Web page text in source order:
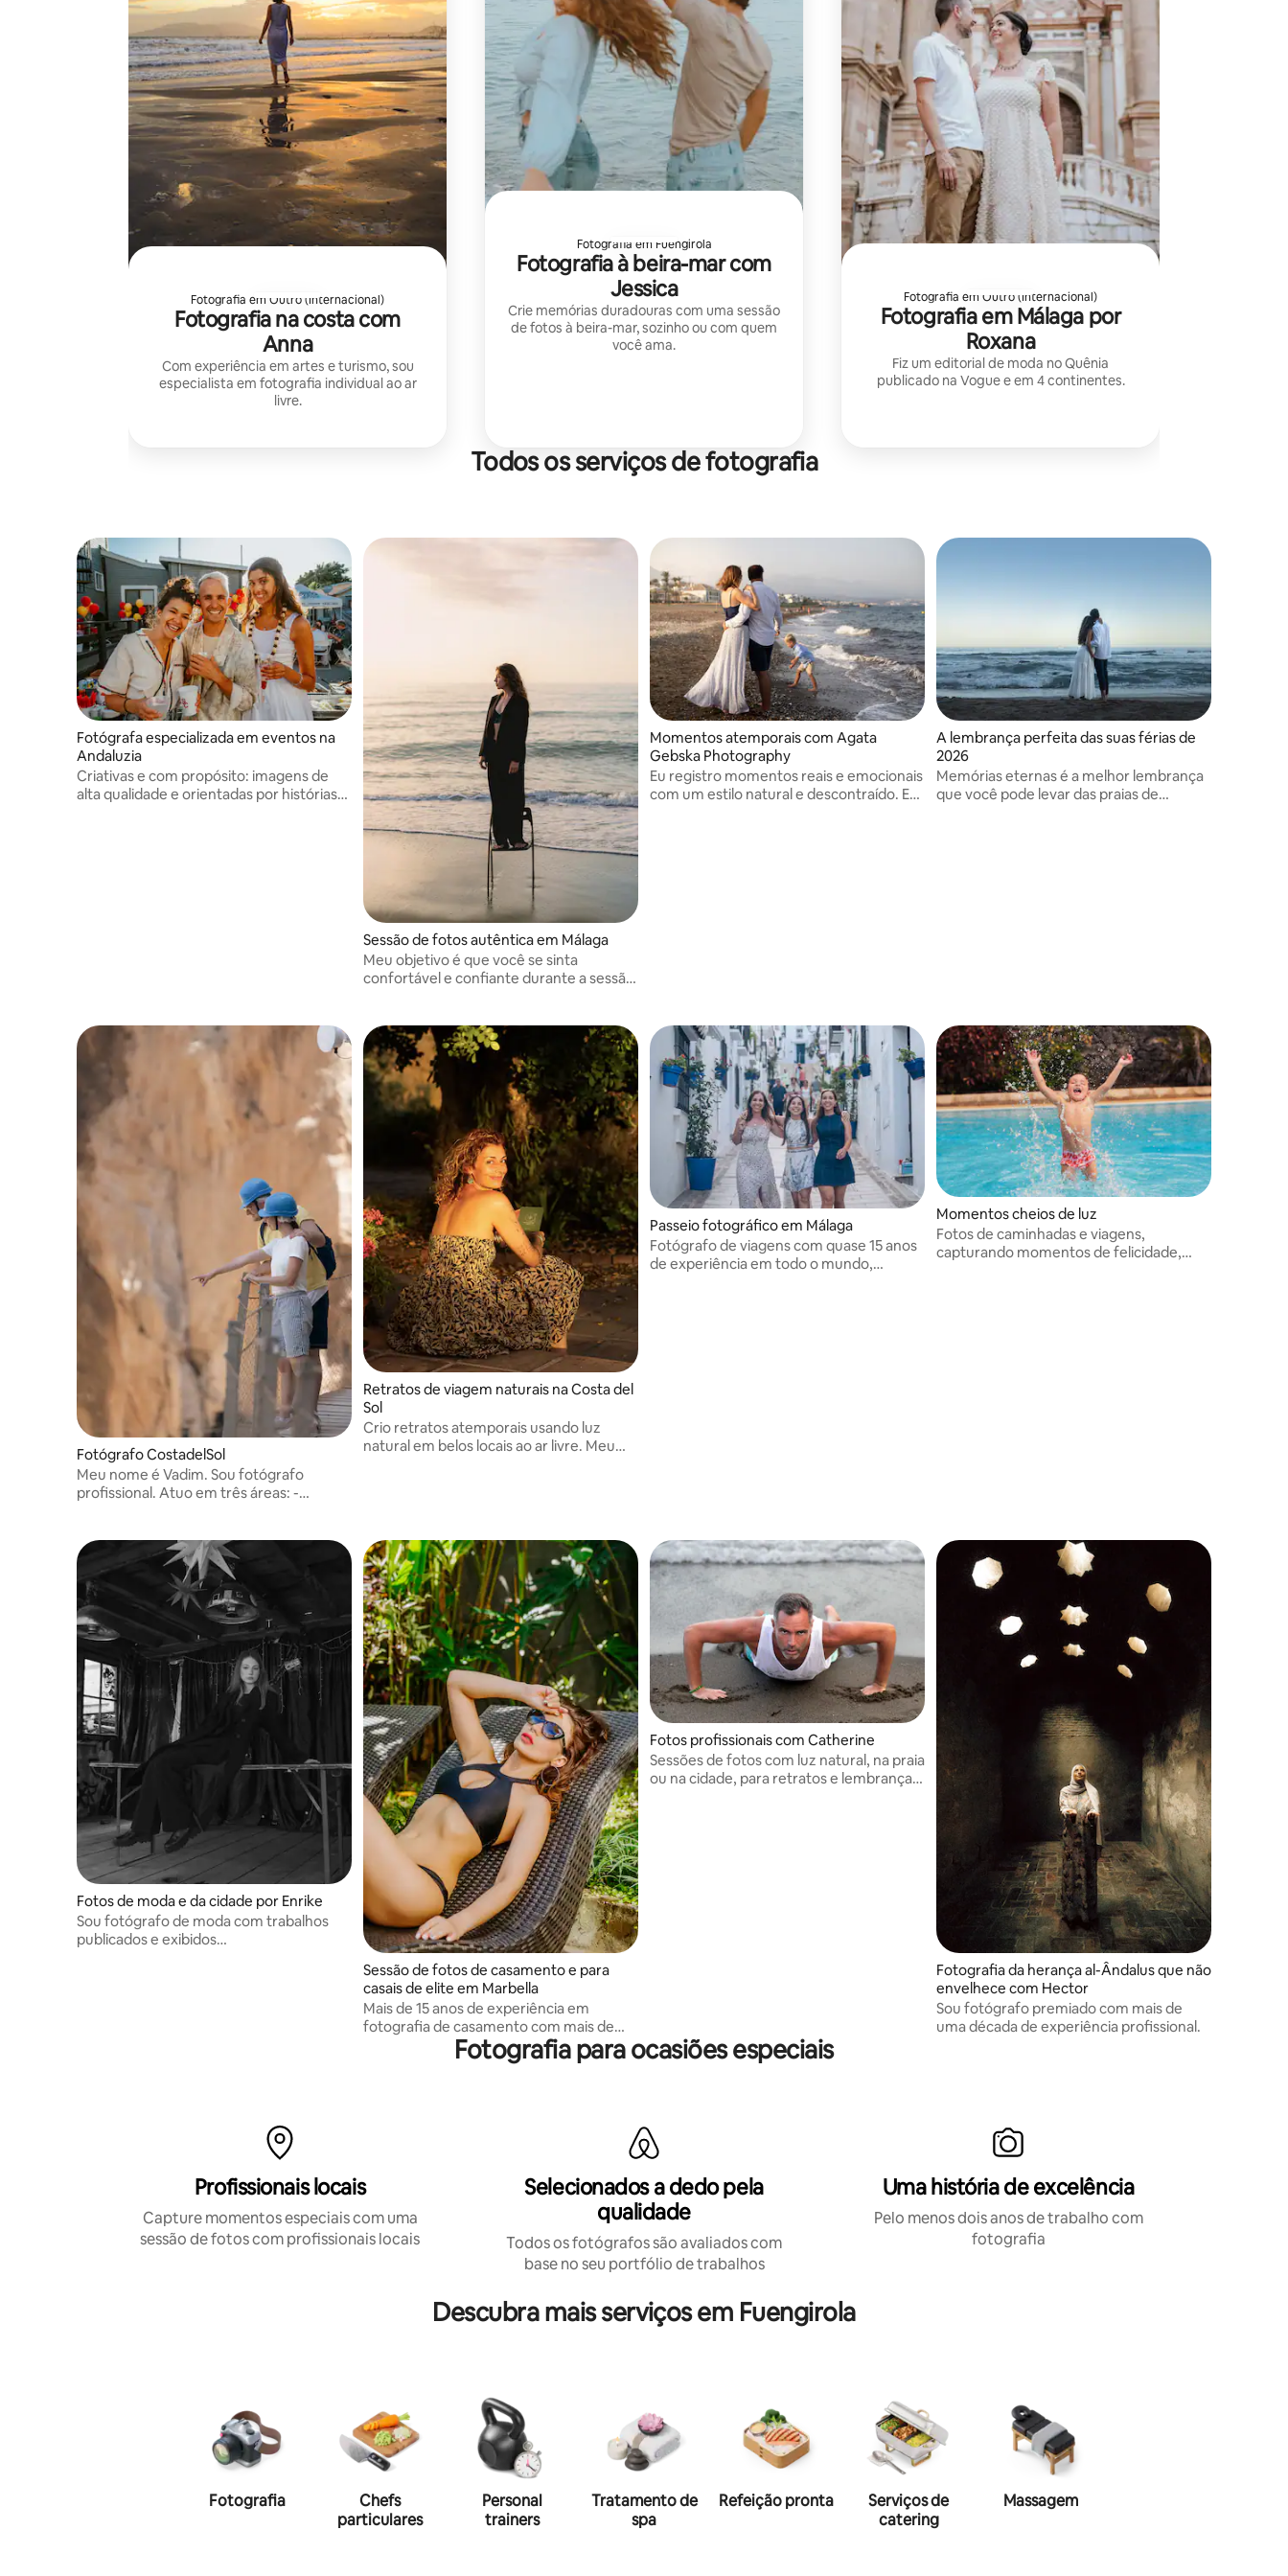
Fotografia em Outro (Internacional)
Fotografia na costa com
Anna
Com experiência em artes e turismo, sou
especialista em fotografia individual ao ar
livre.
Fotografia em Fuengirola
Fotografia à beira-mar com
Jessica
Crie memórias duradouras com uma sessão
de fotos à beira-mar, sozinho ou com quem
você ama.
Fotografia em Outro (Internacional)
Fotografia em Málaga por
Roxana
Fiz um editorial de moda no Quênia
publicado na Vogue e em 4 continentes.
Todos os serviços de fotografia
Fotógrafa especializada em eventos na
Andaluzia
Criativas e com propósito: imagens de
alta qualidade e orientadas por histórias
Sessão de fotos autêntica em Málaga
Meu objetivo é que você se sinta
confortável e confiante durante a sessão
simplesmente aproveitar o momento
enquanto eu cuido do resto.
Momentos atemporais com Agata
Gebska Photography
Eu registro momentos reais e emocionais
com um estilo natural e descontraído. Eu
A lembrança perfeita das suas férias de
2026
Memórias eternas é a melhor lembrança
que você pode levar das praias de
Fotógrafo CostadelSol
Meu nome é Vadim. Sou fotógrafo
profissional. Atuo em três áreas: -
Retratos de viagem naturais na Costa del
Sol
Crio retratos atemporais usando luz
natural em belos locais ao ar livre. Meu
Passeio fotográfico em Málaga
Fotógrafo de viagens com quase 15 anos
de experiência em todo o mundo,
Momentos cheios de luz
Fotos de caminhadas e viagens,
capturando momentos de felicidade,
Fotos de moda e da cidade por Enrike
Sou fotógrafo de moda com trabalhos
publicados e exibidos
Sessão de fotos de casamento e para
casais de elite em Marbella
Mais de 15 anos de experiência em
fotografia de casamento com mais de
300 casais capturados em todo o mundo.
Meu trabalho apresenta um estilo autoral
Fotos profissionais com Catherine
Sessões de fotos com luz natural, na praia
ou na cidade, para retratos e lembranças
Fotografia da herança al-Ândalus que não
envelhece com Hector
Sou fotógrafo premiado com mais de
uma década de experiência profissional.
Fotografia para ocasiões especiais
Profissionais locais
Capture momentos especiais com uma
sessão de fotos com profissionais locais
Selecionados a dedo pela
qualidade
Todos os fotógrafos são avaliados com
base no seu portfólio de trabalhos
Uma história de excelência
Pelo menos dois anos de trabalho com
fotografia
Descubra mais serviços em Fuengirola
Fotografia
Chefs
particulares
Personal
trainers
Tratamento de
spa
Refeição pronta
Serviços de
catering
Massagem